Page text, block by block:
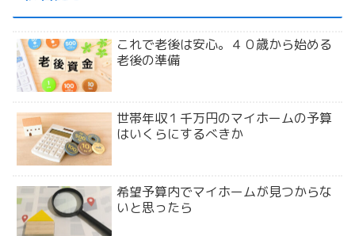
これで老後は安心。４０歳から始める
老後の準備
世帯年収１千万円のマイホームの予算
はいくらにするべきか
希望予算内でマイホームが見つからな
いと思ったら